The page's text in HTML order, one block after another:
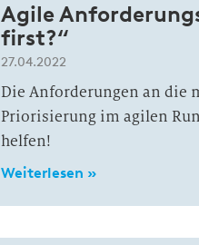
Agile
first?“
27.04.2022
Die Anforderungen an die
Priorisierung im agilen
helfen!
Weiterlesen »